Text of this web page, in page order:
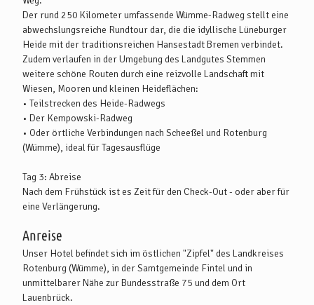
Der rund 250 Kilometer umfassende Wümme-Radweg stellt eine
abwechslungsreiche Rundtour dar, die die idyllische Lüneburger
Heide mit der traditionsreichen Hansestadt Bremen verbindet.
Zudem verlaufen in der Umgebung des Landgutes Stemmen
weitere schöne Routen durch eine reizvolle Landschaft mit
Wiesen, Mooren und kleinen Heideflächen:
• Teilstrecken des Heide-Radwegs
• Der Kempowski-Radweg
• Oder örtliche Verbindungen nach Scheeßel und Rotenburg
(Wümme), ideal für Tagesausflüge
Tag 3: Abreise
Nach dem Frühstück ist es Zeit für den Check-Out - oder aber für
eine Verlängerung.
Anreise
Unser Hotel befindet sich im östlichen "Zipfel" des Landkreises
Rotenburg (Wümme), in der Samtgemeinde Fintel und in
unmittelbarer Nähe zur Bundesstraße 75 und dem Ort
Lauenbrück.